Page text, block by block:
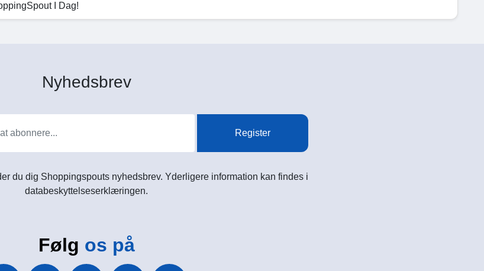
I Dag!
Nyhedsbrev
Register
du dig Shoppingspouts nyhedsbrev. Yderligere information kan findes i
databeskyttelseserklæringen.
Følg os på